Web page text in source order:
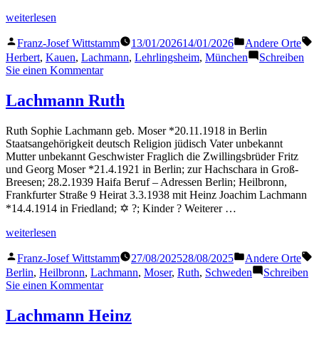
„Lachmann
weiterlesen
Veröffentlicht
von
Franz-Josef Wittstamm 13/01/202614/01/2026
Veröffentlicht
in
Andere Orte
Herbert, Kauen, Lachmann, Lehrlingsheim, München
Schreiben
Sie einen Kommentarzu
Herbert
Lachmann Ruth
Ruth Sophie Lachmann geb. Moser *20.11.1918 in Berlin
Staatsangehörigkeit deutsch Religion jüdisch Vater unbekannt
Mutter unbekannt Geschwister Fraglich die Zwillingsbrüder Fritz
und Georg Moser *21.4.1921 in Berlin; zur Hachschara in Groß-
Breesen; 28.2.1939 Haifa Beruf – Adressen Berlin; Heilbronn,
Frankfurter Straße 9 Heirat 3.3.1938 mit Heinz Joachim Lachmann
*14.4.1914 in Friedland; ✡ ?; Kinder ? Weiterer …
„Lachmann
weiterlesen
Veröffentlicht
von
Franz-Josef Wittstamm 27/08/202528/08/2025
Veröffentlicht
in
Andere Orte
Berlin, Heilbronn, Lachmann, Moser, Ruth, Schweden
Schreiben
Sie einen Kommentarzu
Ruth
Lachmann Heinz